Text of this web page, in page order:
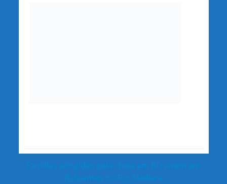
Famílias atingidas pela cheia em RO vivem em
flutuantes no Rio Madeira